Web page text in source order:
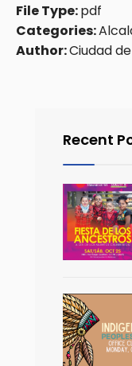
File Type:pdf
Categories:
Author:Ciudad
Recent